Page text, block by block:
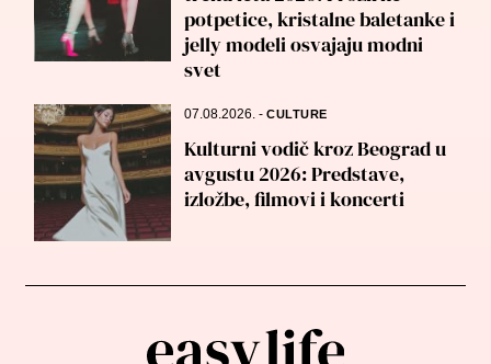
potpetice, kristalne baletanke i
jelly modeli osvajaju modni
svet
07.08.2026.-CULTURE
Kulturni vodič kroz Beograd u
avgustu 2026: Predstave,
izložbe, filmovi i koncerti